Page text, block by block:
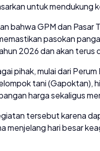
untuk mendukung
bahwa GPM dan Pasar
pasokan
2026 dan akan terus
pihak, mulai dari
tani (Gapoktan),
harga sekaligus
tersebut karena
menjelang hari besar